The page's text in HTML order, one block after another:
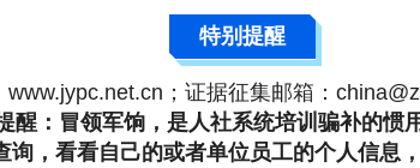
特别提醒
；证据征集邮箱：
醒：冒领军饷，是人社系统培训骗补的惯
，看看自己的或者单位员工的个人信息